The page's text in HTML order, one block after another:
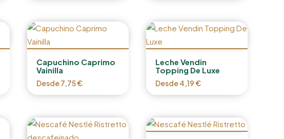
Capuchino Caprimo
Vainilla
Desde7,75€
Leche Vendin
Topping De Luxe
Desde4,19€